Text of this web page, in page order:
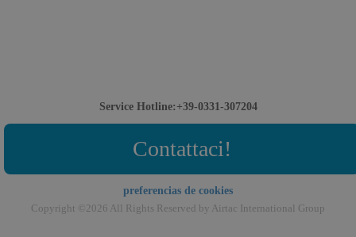
Service Hotline:+39-0331-307204
Contattaci!
preferencias de cookies
Copyright ©2026 All Rights Reserved by Airtac International Group